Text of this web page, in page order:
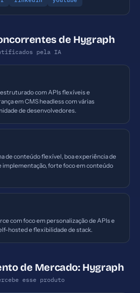
de Hygraph
pela IA
com APIs flexíveis e
em CMS headless com várias
de desenvolvedores.
de conteúdo flexível, boa experiência de
implementação, forte foco em conteúdo
com foco em personalização de APIs e
hosted e flexibilidade de stack.
de Mercado: Hygraph
esse produto